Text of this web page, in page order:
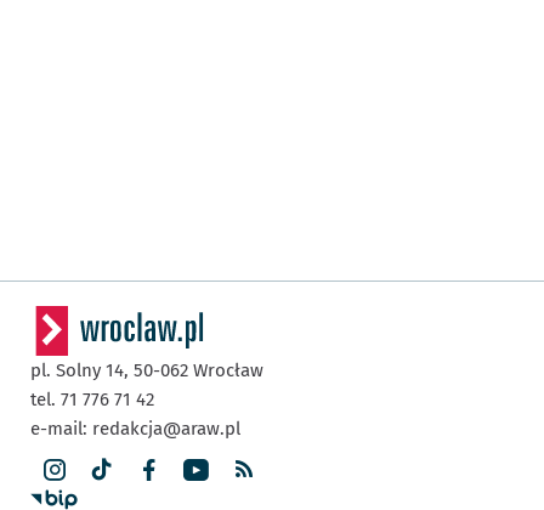
pl. Solny 14, 50-062 Wrocław
tel. 71 776 71 42
e-mail: redakcja@araw.pl